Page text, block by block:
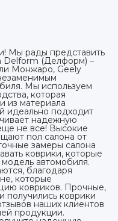
Мы рады представить
Delform (Делформ) –
Монжаро, Geely
Мы используем
которая
из материала
идеально подходит
надежную
не все! Высокие
пол салона от
замеры салона
коврики, которые
автомобиля.
благодаря
которые
ковриков. Прочные,
получились коврики
наших клиентов
продукции.